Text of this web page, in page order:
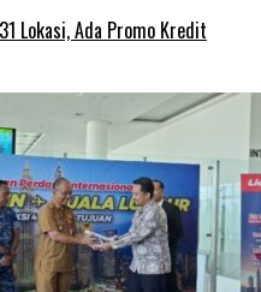
Lokasi, Ada Promo Kredit